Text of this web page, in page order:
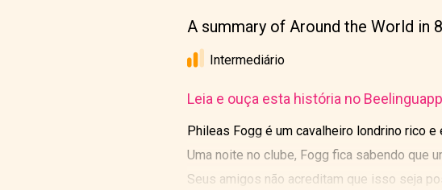
A summary of Around the World in
Intermediário
Leia e ouça esta história no
Phileas Fogg é um cavalheiro londrino rico
Uma noite no clube, Fogg fica sabendo que
Seus amigos não acreditam que isso seja